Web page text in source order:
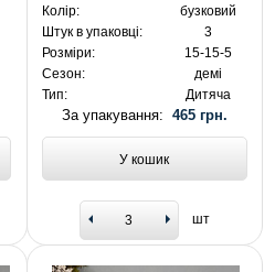
Колір:
бузковий
Штук в упаковці:
3
Розміри:
15-15-5
Сезон:
демі
Тип:
Дитяча
За упакування: 465 грн.
У кошик
шт